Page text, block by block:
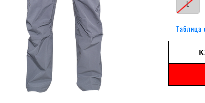
L
Таблица